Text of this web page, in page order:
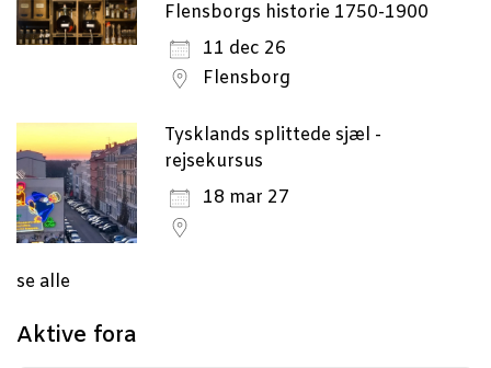
Flensborgs historie 1750-1900
11 dec 26
Flensborg
Tysklands splittede sjæl -
rejsekursus
18 mar 27
se alle
Aktive fora